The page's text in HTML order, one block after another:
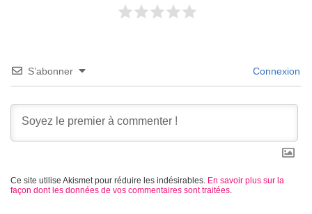
S’abonner Connexion
Ce site utilise Akismet pour réduire les indésirables. En savoir plus sur la
façon dont les données de vos commentaires sont traitées.